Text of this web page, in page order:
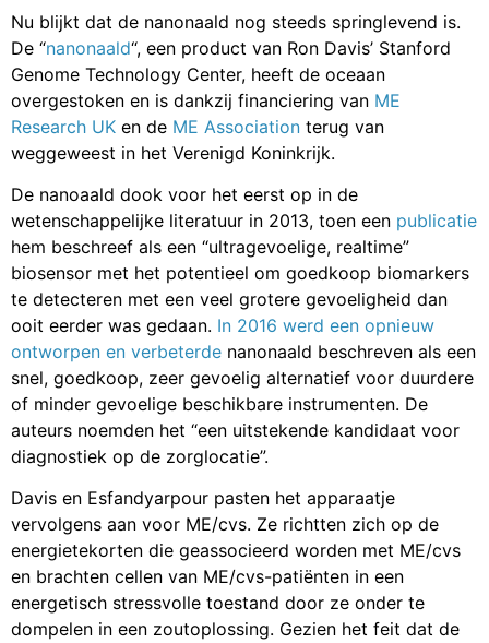
Nu blijkt dat de nanonaald nog steeds springlevend is.
De “nanonaald“, een product van Ron Davis’ Stanford
Genome Technology Center, heeft de oceaan
overgestoken en is dankzij financiering van ME
Research UK en de ME Association terug van
weggeweest in het Verenigd Koninkrijk.
De nanoaald dook voor het eerst op in de
wetenschappelijke literatuur in 2013, toen een publicatie
hem beschreef als een “ultragevoelige, realtime”
biosensor met het potentieel om goedkoop biomarkers
te detecteren met een veel grotere gevoeligheid dan
ooit eerder was gedaan. In 2016 werd een opnieuw
ontworpen en verbeterde nanonaald beschreven als een
snel, goedkoop, zeer gevoelig alternatief voor duurdere
of minder gevoelige beschikbare instrumenten. De
auteurs noemden het “een uitstekende kandidaat voor
diagnostiek op de zorglocatie”.
Davis en Esfandyarpour pasten het apparaatje
vervolgens aan voor ME/cvs. Ze richtten zich op de
energietekorten die geassocieerd worden met ME/cvs
en brachten cellen van ME/cvs-patiënten in een
energetisch stressvolle toestand door ze onder te
dompelen in een zoutoplossing. Gezien het feit dat de